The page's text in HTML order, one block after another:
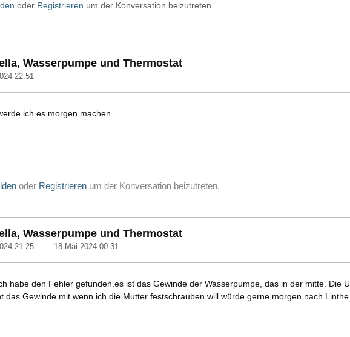
oder Registrieren um der Konversation beizutreten.
Wasserpumpe und Thermostat
22:51
ich es morgen machen.
oder Registrieren um der Konversation beizutreten.
Wasserpumpe und Thermostat
21:25 - 18 Mai 2024 00:31
habe den Fehler gefunden.es ist das Gewinde der Wasserpumpe, das in der mitte. Die
das Gewinde mit wenn ich die Mutter festschrauben will.würde gerne morgen nach Linthe